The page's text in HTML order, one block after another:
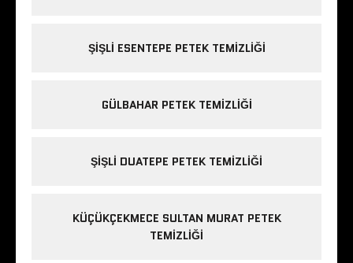
ŞIŞLI ESENTEPE PETEK TEMIZLIĞI
GÜLBAHAR PETEK TEMIZLIĞI
ŞIŞLI DUATEPE PETEK TEMIZLIĞI
KÜÇÜKÇEKMECE SULTAN MURAT PETEK
TEMIZLIĞI